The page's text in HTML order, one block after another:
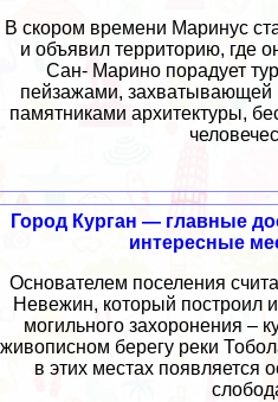
В скором времени Маринус
и объявил территорию, где
Сан- Марино порадует
пейзажами, захватывающей
памятниками архитектуры,
Город Курган — главные
интересные
Основателем поселения
Невежин, который построил
могильного захоронения –
живописном берегу реки
в этих местах появляется